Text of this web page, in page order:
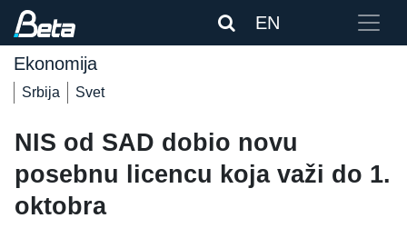
EN
Ekonomija
Srbija Svet
NIS od SAD dobio novu
posebnu licencu koja važi do 1.
oktobra